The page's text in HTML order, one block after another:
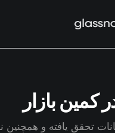
کمین بازار
تحقق یافته و همچنین